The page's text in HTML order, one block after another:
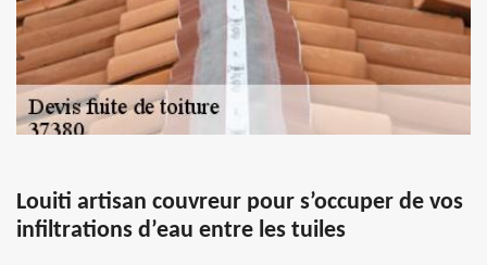
Louiti artisan couvreur pour s’occuper de vos
infiltrations d’eau entre les tuiles